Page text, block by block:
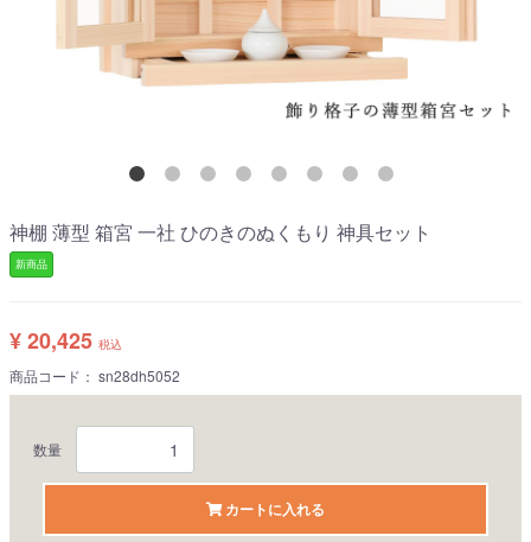
神棚 薄型 箱宮 一社 ひのきのぬくもり 神具セット
新商品
¥ 20,425 税込
商品コード： sn28dh5052
数量
カートに入れる